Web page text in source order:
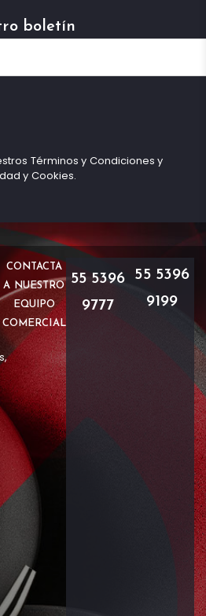
boletín
Términos y Condiciones y
y Cookies.
CONTACTA
A NUESTRO
EQUIPO
COMERCIAL
55 5396
9777
55 5396
9199